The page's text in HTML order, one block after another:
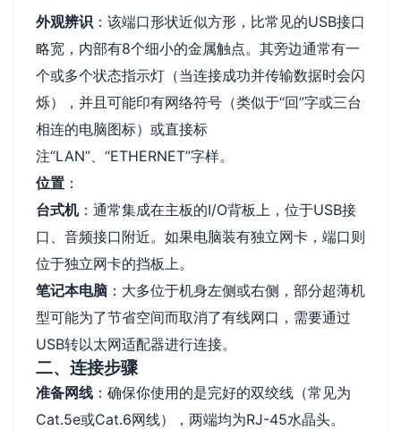
外观辨识 ：该端口形状近似方形，比常见的USB接口
略宽，内部有8个细小的金属触点。其旁边通常有一
个或多个状态指示灯（当连接成功并传输数据时会闪
烁），并且可能印有网络符号（类似于“回”字或三台
相连的电脑图标）或直接标
注“LAN”、“ETHERNET”字样。
位置 ：
台式机：通常集成在主板的I/O背板上，位于USB接
口、音频接口附近。如果电脑装有独立网卡，端口则
位于独立网卡的挡板上。
笔记本电脑 ：大多位于机身左侧或右侧，部分超薄机
型可能为了节省空间而取消了有线网口，需要通过
USB转以太网适配器进行连接。
二、连接步骤
准备网线 ：确保你使用的是完好的双绞线（常见为
Cat.5e或Cat.6网线），两端均为RJ-45水晶头。